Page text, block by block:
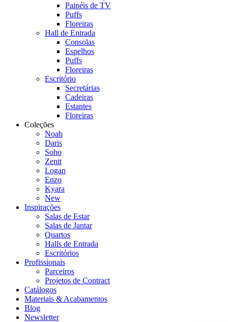
Painéis de TV
Puffs
Floreiras
Hall de Entrada
Consolas
Espelhos
Puffs
Floreiras
Escritório
Secretárias
Cadeiras
Estantes
Floreiras
Coleções
Noah
Daris
Soho
Zenit
Logan
Enzo
Kyara
New
Inspirações
Salas de Estar
Salas de Jantar
Quartos
Halls de Entrada
Escritórios
Profissionais
Parceiros
Projetos de Contract
Catálogos
Materiais & Acabamentos
Blog
Newsletter